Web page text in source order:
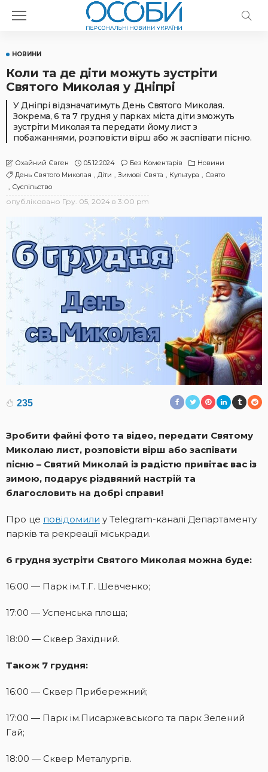
НОВИНИ
Коли та де діти можуть зустріти
Святого Миколая у Дніпрі
У Дніпрі відзначатимуть День Святого Миколая.
Зокрема, 6 та 7 грудня у парках міста діти зможуть
зустріти Миколая та передати йому лист з
побажаннями, розповісти вірш або ж заспівати пісню.
Охайний Євген 05.12.2024 Без Коментарів
Новини
День Святого Миколая
Діти Зимові Свята Культура
Свято
Суспільство
опубліковано Гру. 05, 2024 в 3:00 pm
235
Зробити файні фото та відео, передати Святому
Миколаю лист, розповісти вірш або заспівати
пісню – Святий Миколай із радістю привітає вас із
зимою, подарує різдвяний настрій та
благословить на добрі справи!
Про це повідомили у Telegram-каналі Департаменту
парків та рекреації міськради.
6 грудня зустріти Святого Миколая можна буде:
16:00 — Парк ім.Т.Г. Шевченко;
17:00 — Успенська площа;
18:00 — Сквер Західний.
Також 7 грудня:
16:00 — Сквер Прибережний;
17:00 — Парк ім.Писаржевського та парк Зелений
Гай;
18:00 — Сквер Металургів.